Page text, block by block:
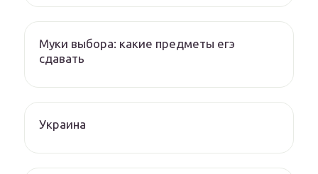
Муки выбора: какие предметы егэ
сдавать
Украина